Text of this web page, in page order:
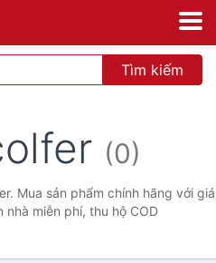
Tìm kiếm
(0)
Mua sản phẩm chính hãng với giá
miễn phí, thu hộ COD